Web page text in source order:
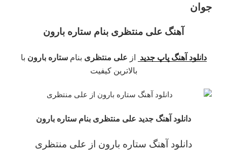
جوان
آهنگ علی منتظری بنام ستاره بارون
دانلود آهنگ پاپ جدید از علی منتظری بنامستاره بارون با
بالاترین کیفیت
دانلود آهنگ جدید علی منتظری بنام ستاره بارون
دانلود آهنگ ستاره بارون از علی منتظری